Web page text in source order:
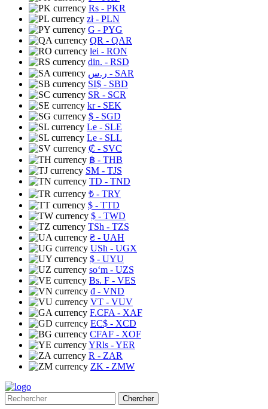
Rs - PKR
zł- PLN
G - PYG
QR - QAR
lei - RON
din. - RSD
ر.س - SAR
SI$ - SBD
SR - SCR
kr- SEK
$ - SGD
Le - SLE
Le - SLL
₡ - SVC
฿ - THB
ЅМ - TJS
TD - TND
₺ - TRY
$ - TTD
$ - TWD
TSh - TZS
₴ - UAH
USh - UGX
$ - UYU
soʻm - UZS
Bs. F - VES
₫ - VND
VT - VUV
F.CFA - XAF
EC$ - XCD
CFAF - XOF
YRls - YER
R - ZAR
ZK - ZMW
Chercher